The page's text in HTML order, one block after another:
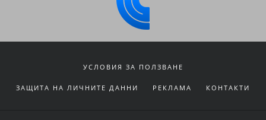
УСЛОВИЯ ЗА ПОЛЗВАНЕ
ЗАЩИТА НА ЛИЧНИТЕ ДАННИ РЕКЛАМА КОНТАКТИ